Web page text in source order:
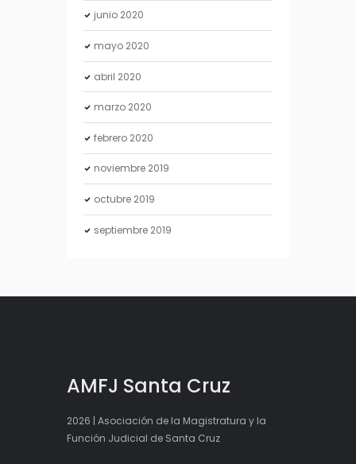
junio 2020
mayo 2020
abril 2020
marzo 2020
febrero 2020
noviembre 2019
octubre 2019
septiembre 2019
AMFJ Santa Cruz
2026 | Asociación de la Magistratura y la
Función Judicial de Santa Cruz